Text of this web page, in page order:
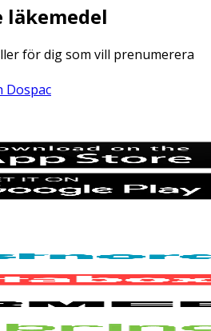
läkemedel
för dig som vill prenumerera
Dospac